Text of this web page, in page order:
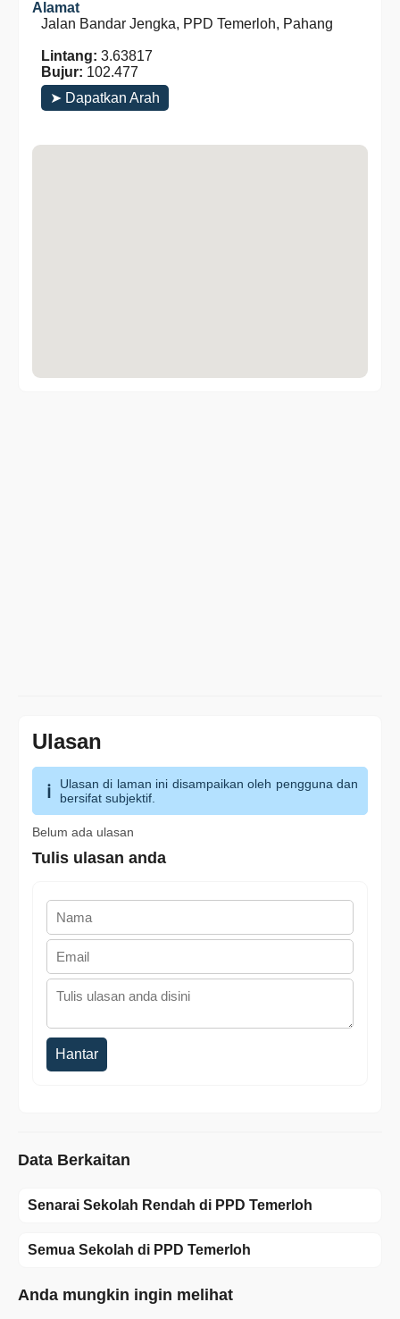
Alamat
Jalan Bandar Jengka, PPD Temerloh, Pahang
Lintang: 3.63817
Bujur: 102.477
➤ Dapatkan Arah
Ulasan
Ulasan di laman ini disampaikan oleh pengguna dan
bersifat subjektif.
Belum ada ulasan
Tulis ulasan anda
Hantar
Data Berkaitan
Senarai Sekolah Rendah di PPD Temerloh
Semua Sekolah di PPD Temerloh
Anda mungkin ingin melihat